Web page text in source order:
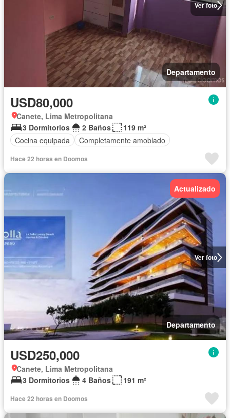
Ver foto
Departamento
USD80,000
Canete, Lima Metropolitana
3 Dormitorios
2 Baños
119 m²
Cocina equipada
Completamente amoblado
Hace 22 horas en Doomos
Ver foto
Actualizado
Departamento
USD250,000
Canete, Lima Metropolitana
3 Dormitorios
4 Baños 191 m²
Hace 22 horas en Doomos